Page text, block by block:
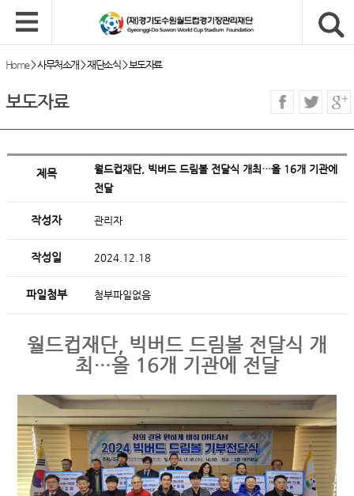
Home>사무처소개 >재단소식>보도자료
보도자료
제목
월드컵재단, 빅버드 드림볼 전달식 개최…올 16개 기관에
전달
작성자 관리자
작성일 2024.12.18
파일첨부 첨부파일없음
월드컵재단, 빅버드 드림볼 전달식 개
최…올 16개 기관에 전달